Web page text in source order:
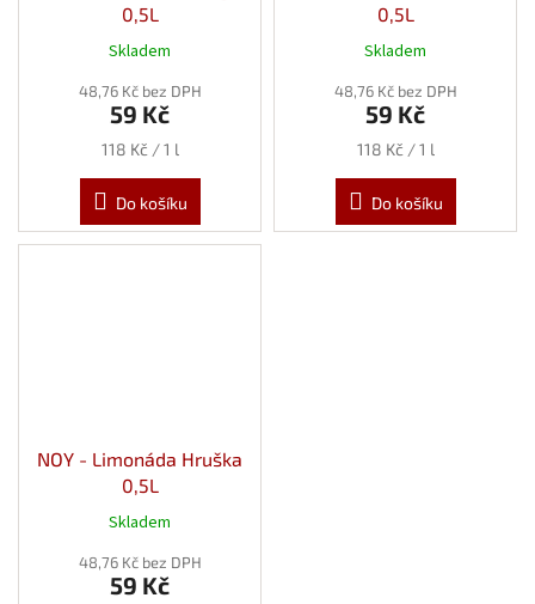
0,5L
Skladem
48,76 Kč bez DPH
59 Kč
Měrná
118 Kč / 1 l
Do košíku
0,5L
Skladem
48,76 Kč bez DPH
59 Kč
Měrná
118 Kč / 1 l
Do košíku
NOY - Limonáda Hruška
0,5L
Skladem
48,76 Kč bez DPH
59 Kč